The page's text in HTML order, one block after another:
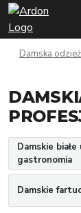
Damska
Damskie
gastronomia
Damskie